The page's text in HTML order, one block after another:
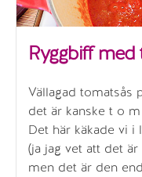
Ryggbiff med
Vällagad tomatsås
det är kanske t o
Det här käkade vi i
(ja jag vet att det
men det är den